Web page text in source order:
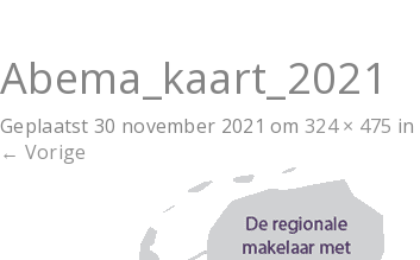
Abema_kaart_2021
Geplaatst30 november 2021 om324 × 475 in
← Vorige